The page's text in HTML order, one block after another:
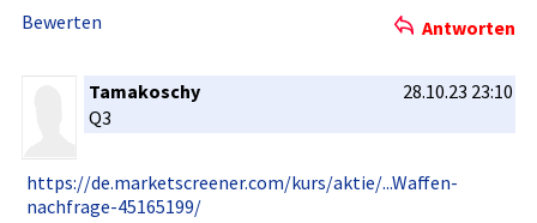
Bewerten
Antworten
Tamakoschy
28.10.23 23:10
Q3
https://de­.marketscr­eener.com/­kurs/aktie­/...Waffen­
nachfrage-­45165199/